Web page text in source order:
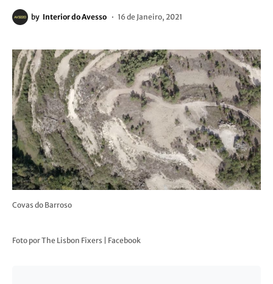
by Interior do Avesso 16 de Janeiro, 2021
Covas do Barroso
Foto por The Lisbon Fixers | Facebook